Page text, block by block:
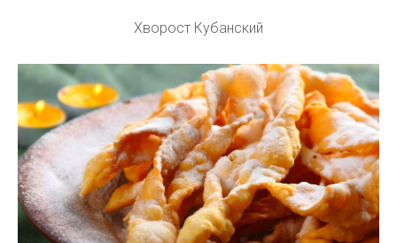
Хворост Кубанский